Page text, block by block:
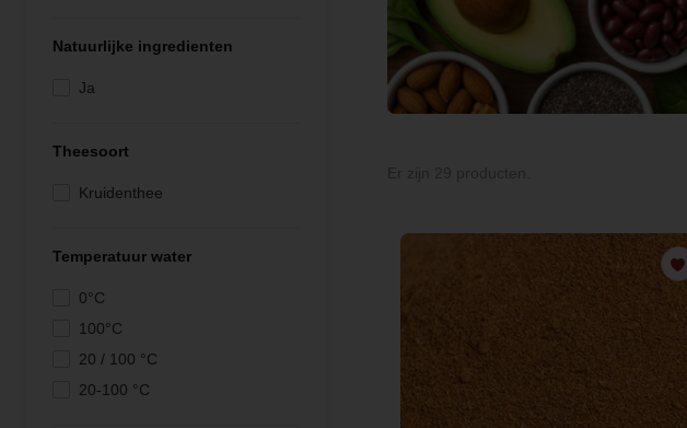
Natuurlijke ingredienten
Ja
Theesoort
Kruidenthee
Temperatuur water
0°C
100°C
20 / 100 °C
20-100 °C